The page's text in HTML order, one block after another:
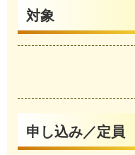
対象
申し込み／定員